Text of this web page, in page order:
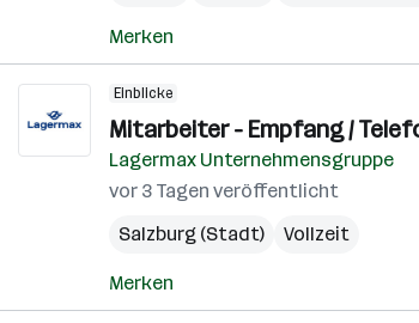
Merken
Einblicke
Mitarbeiter - Empfang /
Lagermax Unternehmensgruppe
vor 3 Tagen veröffentlicht
Salzburg (Stadt)
Vollzeit
Merken